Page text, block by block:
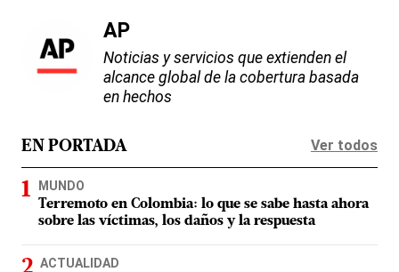
AP
Noticias y servicios que extienden el
alcance global de la cobertura basada
en hechos
EN PORTADA Ver todos
MUNDO
Terremoto en Colombia: lo que se sabe hasta ahora
sobre las víctimas, los daños y la respuesta
ACTUALIDAD